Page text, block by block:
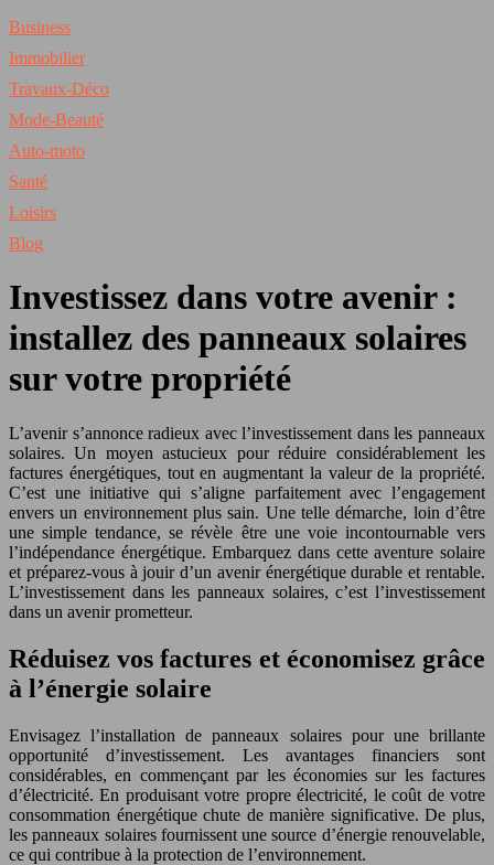
Business
Immobilier
Travaux-Déco
Mode-Beauté
Auto-moto
Santé
Loisirs
Blog
Investissez dans votre avenir :
installez des panneaux solaires
sur votre propriété
L’avenir s’annonce radieux avec l’investissement dans les panneaux
solaires. Un moyen astucieux pour réduire considérablement les
factures énergétiques, tout en augmentant la valeur de la propriété.
C’est une initiative qui s’aligne parfaitement avec l’engagement
envers un environnement plus sain. Une telle démarche, loin d’être
une simple tendance, se révèle être une voie incontournable vers
l’indépendance énergétique. Embarquez dans cette aventure solaire
et préparez-vous à jouir d’un avenir énergétique durable et rentable.
L’investissement dans les panneaux solaires, c’est l’investissement
dans un avenir prometteur.
Réduisez vos factures et économisez grâce
à l’énergie solaire
Envisagez l’installation de panneaux solaires pour une brillante
opportunité d’investissement. Les avantages financiers sont
considérables, en commençant par les économies sur les factures
d’électricité. En produisant votre propre électricité, le coût de votre
consommation énergétique chute de manière significative. De plus,
les panneaux solaires fournissent une source d’énergie renouvelable,
ce qui contribue à la protection de l’environnement.